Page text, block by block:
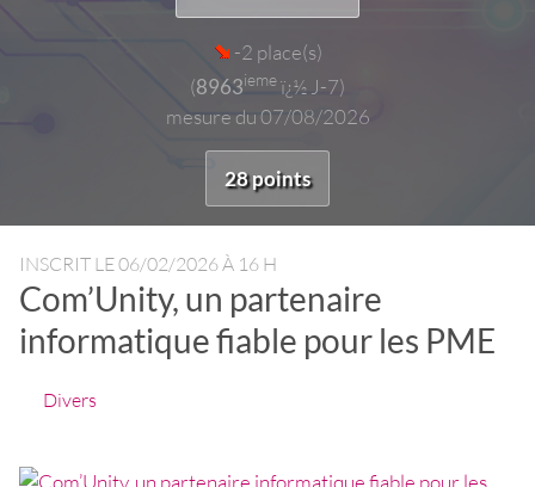
-2 place(s)
(8963iemeï¿½ J-7)
mesure du 07/08/2026
28 points
INSCRIT LE06/02/2026 À 16 H
Com’Unity, un partenaire
informatique fiable pour les PME
Divers